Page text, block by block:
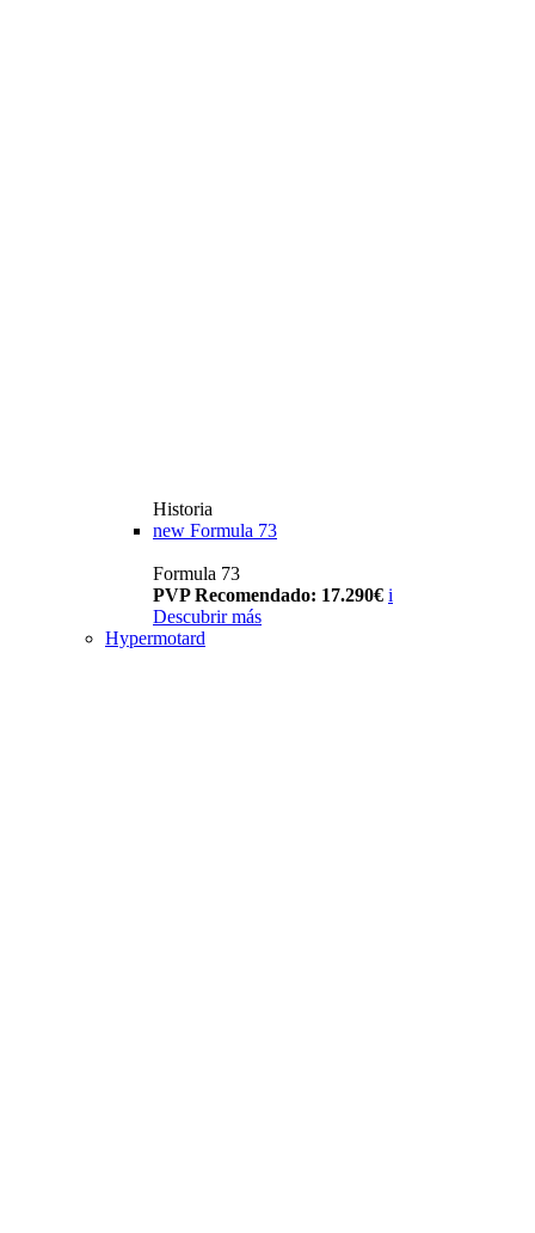
Historia
new Formula 73
Formula 73
PVP Recomendado: 17.290€ i
Descubrir más
Hypermotard